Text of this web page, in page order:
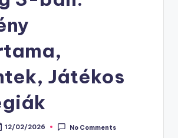
Játékos
12/02/2026 No Comments